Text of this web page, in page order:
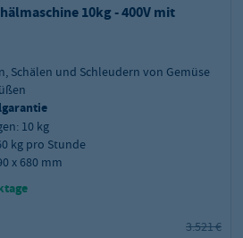
10kg - 400V mit
Schälen und Schleudern von Gemüse
10 kg
kg pro Stunde
x 680 mm
3.521 €